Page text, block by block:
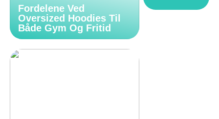
Fordelene Ved
Oversized Hoodies Til
Både Gym Og Fritid